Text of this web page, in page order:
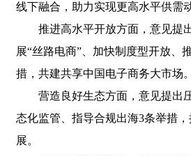
线下融合，助力实现更高水平供需
推进高水平开放方面，意见提
展“丝路电商”、加快制度型开放、
措，共建共享中国电子商务大市场。
营造良好生态方面，意见提出
态化监管、指导合规出海3条举措
展。